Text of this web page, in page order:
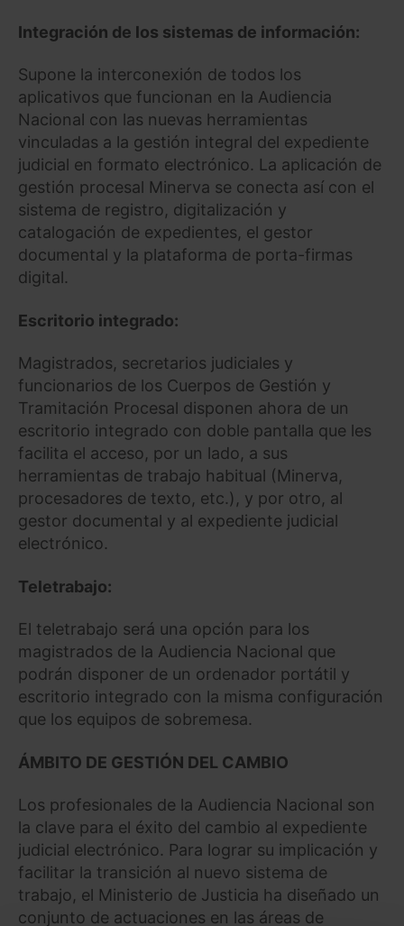
Integración de los sistemas de información:
Supone la interconexión de todos los
aplicativos que funcionan en la Audiencia
Nacional con las nuevas herramientas
vinculadas a la gestión integral del expediente
judicial en formato electrónico. La aplicación de
gestión procesal Minerva se conecta así con el
sistema de registro, digitalización y
catalogación de expedientes, el gestor
documental y la plataforma de porta-firmas
digital.
Escritorio integrado:
Magistrados, secretarios judiciales y
funcionarios de los Cuerpos de Gestión y
Tramitación Procesal disponen ahora de un
escritorio integrado con doble pantalla que les
facilita el acceso, por un lado, a sus
herramientas de trabajo habitual (Minerva,
procesadores de texto, etc.), y por otro, al
gestor documental y al expediente judicial
electrónico.
Teletrabajo:
El teletrabajo será una opción para los
magistrados de la Audiencia Nacional que
podrán disponer de un ordenador portátil y
escritorio integrado con la misma configuración
que los equipos de sobremesa.
ÁMBITO DE GESTIÓN DEL CAMBIO
Los profesionales de la Audiencia Nacional son
la clave para el éxito del cambio al expediente
judicial electrónico. Para lograr su implicación y
facilitar la transición al nuevo sistema de
trabajo, el Ministerio de Justicia ha diseñado un
conjunto de actuaciones en las áreas de